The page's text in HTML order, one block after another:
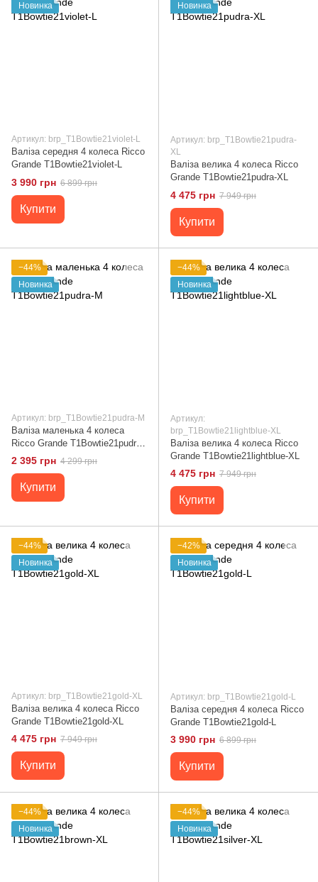
Новинка
Артикул: brp_T1Bowtie21violet-L
Валіза середня 4 колеса Ricco
Grande T1Bowtie21violet-L
3 990 грн 6 899 грн
Купити
Новинка
Артикул: brp_T1Bowtie21pudra-
XL
Валіза велика 4 колеса Ricco
Grande T1Bowtie21pudra-XL
4 475 грн 7 949 грн
Купити
−44%
Новинка
Артикул: brp_T1Bowtie21pudra-M
Валіза маленька 4 колеса
Ricco Grande T1Bowtie21pudra-
M
2 395 грн 4 299 грн
Купити
−44%
Новинка
Артикул:
brp_T1Bowtie21lightblue-XL
Валіза велика 4 колеса Ricco
Grande T1Bowtie21lightblue-XL
4 475 грн 7 949 грн
Купити
−44%
Новинка
Артикул: brp_T1Bowtie21gold-XL
Валіза велика 4 колеса Ricco
Grande T1Bowtie21gold-XL
4 475 грн 7 949 грн
Купити
−42%
Новинка
Артикул: brp_T1Bowtie21gold-L
Валіза середня 4 колеса Ricco
Grande T1Bowtie21gold-L
3 990 грн 6 899 грн
Купити
−44%
Новинка
−44%
Новинка